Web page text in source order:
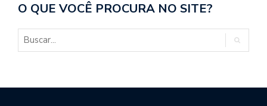
O QUE VOCÊ PROCURA NO SITE?